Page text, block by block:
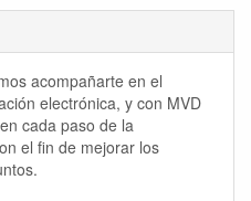
acompañarte en el
electrónica, y con MVD
cada paso de la
el fin de mejorar los